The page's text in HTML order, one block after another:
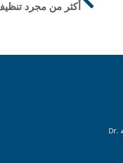
أكثر من مجرد
تتمثل النشاط الرئيسي لشركة Dr.